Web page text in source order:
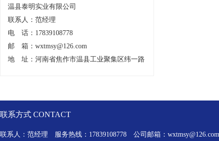
温县泰明实业有限公司
联系人：范经理
电 话：17839108778
邮 箱： wxtmsy@126.com
地 址：河南省焦作市温县工业聚集区纬一路
联系方式 CONTACT
联系人：范经理 服务热线：17839108778 公司邮箱： wxtmsy@126.com